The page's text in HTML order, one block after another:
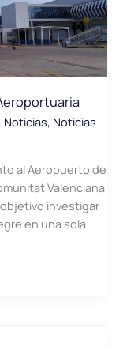
Noticias, Noticias
al Aeropuerto de
Valenciana
objetivo investigar
en una sola